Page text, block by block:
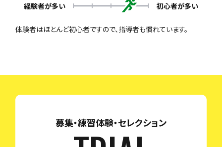
経験者が多い 初心者が多い
体験者はほとんど初心者ですので、指導者も慣れています。
募集・練習体験・セレクション